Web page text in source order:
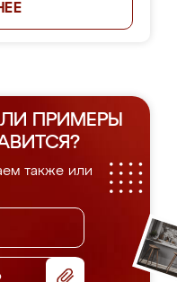
ПРИМЕРЫ
также или